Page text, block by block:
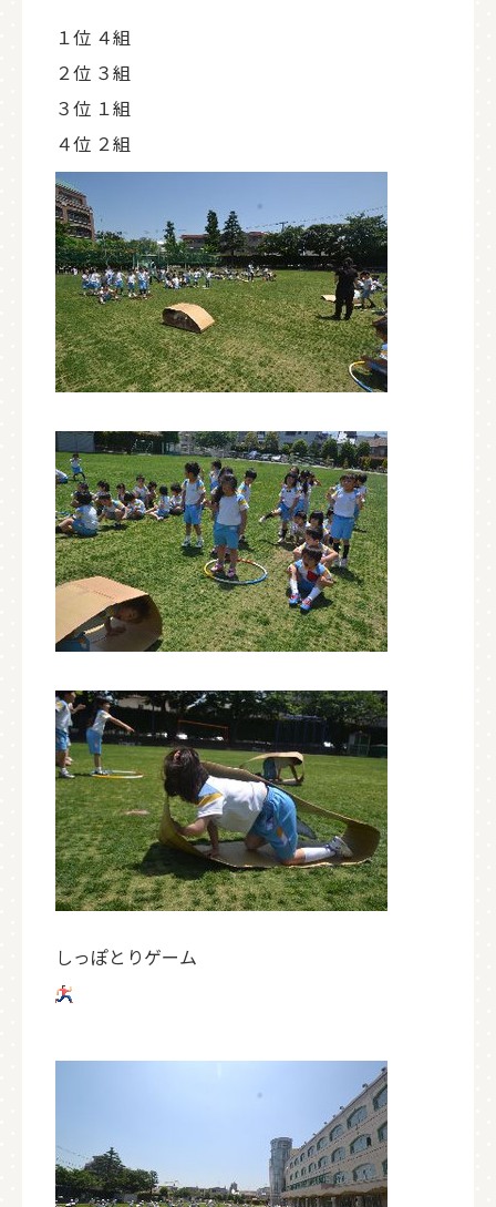
１位 ４組
２位 ３組
３位 １組
４位 ２組
しっぽとりゲーム